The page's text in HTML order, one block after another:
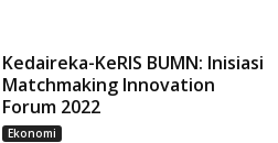
Kedaireka-KeRIS BUMN: Inisiasi
Matchmaking Innovation
Forum 2022
Ekonomi